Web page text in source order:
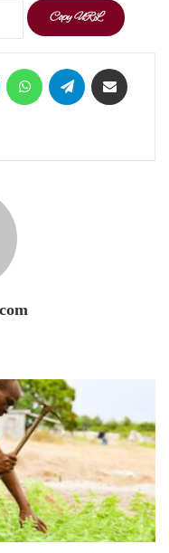
Copy URL
Messenger WhatsApp Telegram